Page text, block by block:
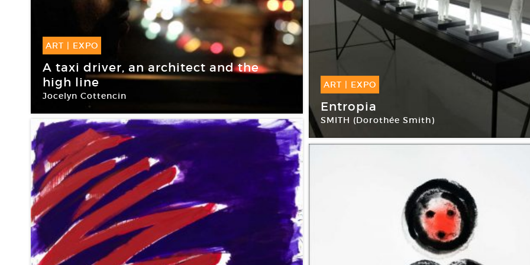
ART | EXPO
08 Oct -
Entropia
SMITH (Dorothée Smith)
Transpalette
ART | EXPO
16 Déc -04 Jan 2017
A taxi driver, an architect and the
high line
Jocelyn Cottencin
Frac Bretagne